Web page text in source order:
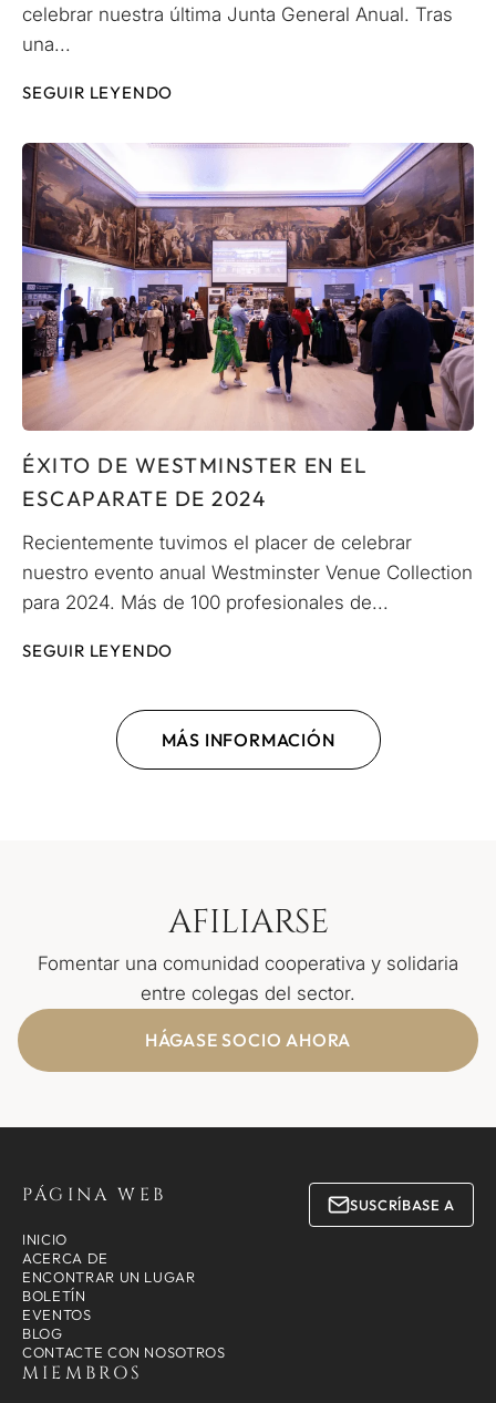
celebrar nuestra última Junta General Anual. Tras
una...
SEGUIR LEYENDO
ÉXITO DE WESTMINSTER EN EL
ESCAPARATE DE 2024
Recientemente tuvimos el placer de celebrar
nuestro evento anual Westminster Venue Collection
para 2024. Más de 100 profesionales de...
SEGUIR LEYENDO
MÁS INFORMACIÓN
AFILIARSE
Fomentar una comunidad cooperativa y solidaria
entre colegas del sector.
HÁGASE SOCIO AHORA
PÁGINA WEB
INICIO
ACERCA DE
ENCONTRAR UN LUGAR
BOLETÍN
EVENTOS
BLOG
CONTACTE CON NOSOTROS
MIEMBROS
SUSCRÍBASE A